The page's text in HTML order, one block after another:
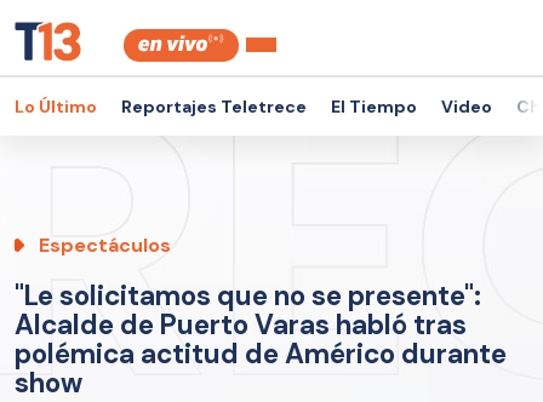
Lo Último Reportajes Teletrece El Tiempo Video
Espectáculos
"Le solicitamos que no se presente":
Alcalde de Puerto Varas habló tras
polémica actitud de Américo durante
show